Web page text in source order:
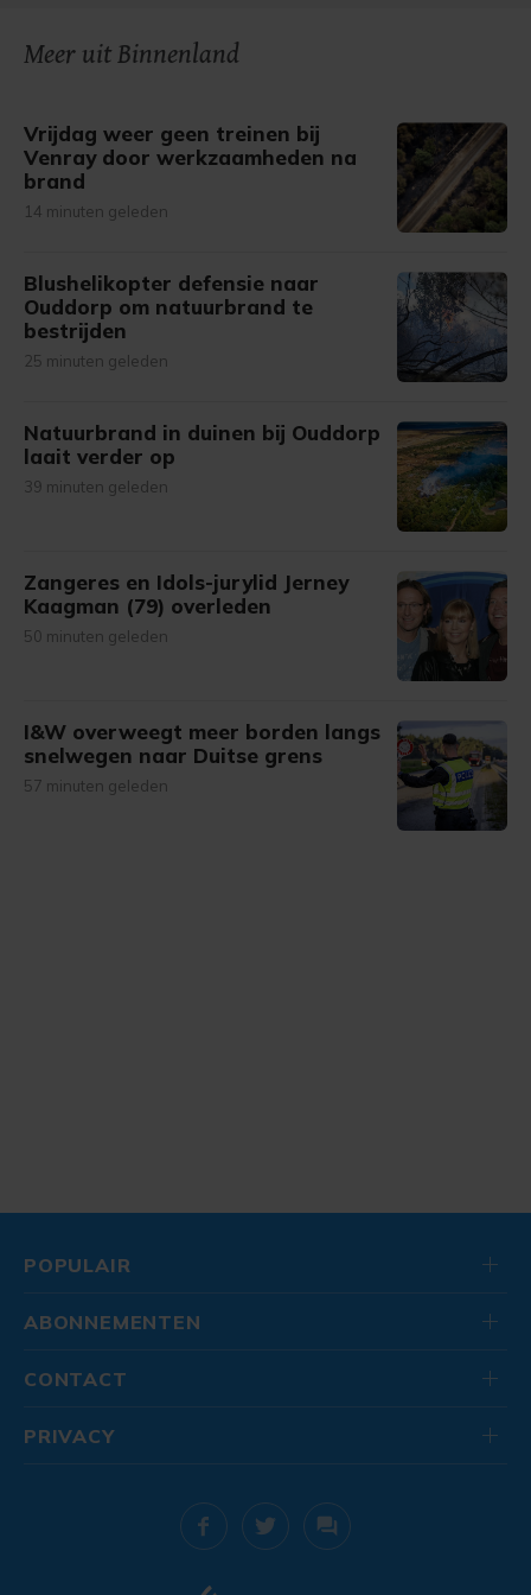
Meer uit Binnenland
Vrijdag weer geen treinen bij
Venray door werkzaamheden na
brand
14 minuten geleden
Blushelikopter defensie naar
Ouddorp om natuurbrand te
bestrijden
25 minuten geleden
Natuurbrand in duinen bij Ouddorp
laait verder op
39 minuten geleden
Zangeres en Idols-jurylid Jerney
Kaagman (79) overleden
50 minuten geleden
I&W overweegt meer borden langs
snelwegen naar Duitse grens
57 minuten geleden
POPULAIR
ABONNEMENTEN
CONTACT
PRIVACY